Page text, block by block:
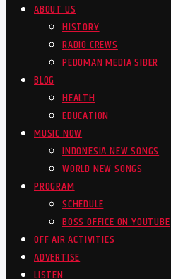
ABOUT US
HISTORY
RADIO CREWS
PEDOMAN MEDIA SIBER
BLOG
HEALTH
EDUCATION
MUSIC NOW
INDONESIA NEW SONGS
WORLD NEW SONGS
PROGRAM
SCHEDULE
BOSS OFFICE ON YOUTUBE
OFF AIR ACTIVITIES
ADVERTISE
LISTEN